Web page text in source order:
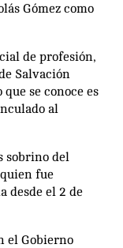
Gómez como
de profesión,
Salvación
se conoce es
al
sobrino del
fue
desde el 2 de
el Gobierno